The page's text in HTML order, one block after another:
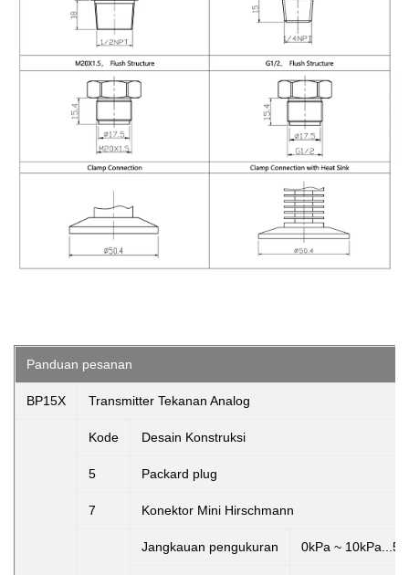
Panduan pesanan
BP15X Transmitter Tekanan Analog
Kode Desain Konstruksi
5 Packard plug
7 Konektor Mini Hirschmann
Jangkauan pengukuran 0kPa ~